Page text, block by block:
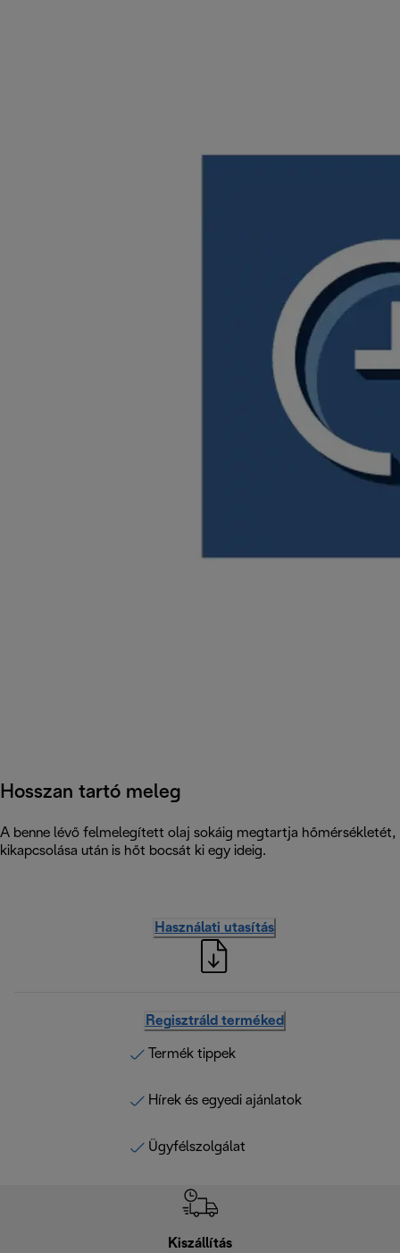
Hosszan tartó meleg
A benne lévő felmelegített olaj sokáig megtartja
kikapcsolása után is hőt bocsát ki egy ideig.
Használati utasítás
Regisztráld terméked
Termék tippek
Hírek és egyedi ajánlatok
Ügyfélszolgálat
Kiszállítás